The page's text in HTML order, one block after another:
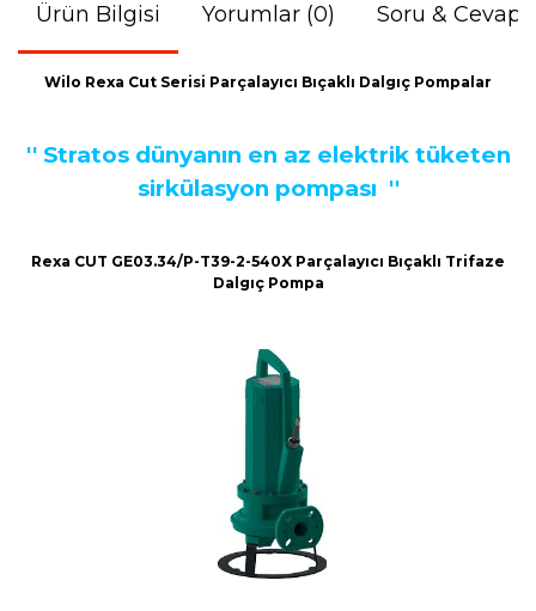
Ürün Bilgisi Yorumlar (0) Soru & Cevap
Wilo Rexa Cut Serisi Parçalayıcı Bıçaklı Dalgıç Pompalar
'' Stratos dünyanın en az elektrik tüketen
sirkülasyon pompası ''
Rexa CUT GE03.34/P-T39-2-540X Parçalayıcı Bıçaklı Trifaze
Dalgıç Pompa